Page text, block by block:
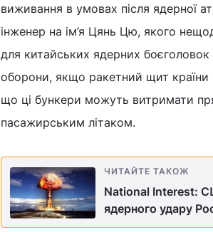
виживання в умовах після ядерної
інженер на ім’я Цянь Цю, якого
для китайських ядерних боєголовок
оборони, якщо ракетний щит
що ці бункери можуть витримати
пасажирським літаком.
ЧИТАЙТЕ ТАКОЖ
National Interest:
ядерного удару